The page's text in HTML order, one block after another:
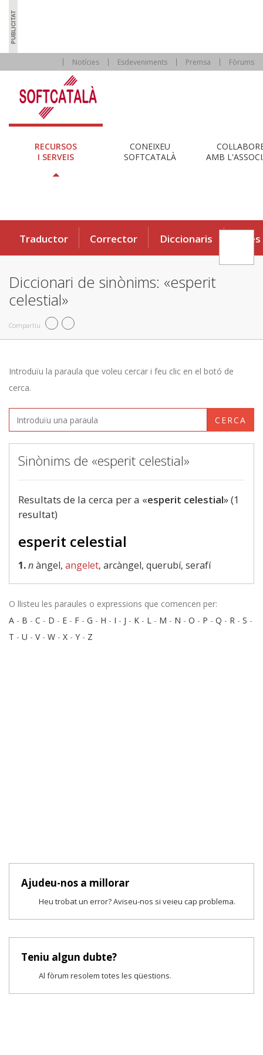
Notícies Esdeveniments Premsa Fòrums
RECURSOS
I SERVEIS
CONEIXEU
SOFTCATALÀ
AMB
Traductor Corrector Diccionaris Eines
Diccionari de sinònims: «esperit
celestial»
Compartiu
Introduïu la paraula que voleu cercar i feu clic en el botó de
cerca.
CERCA
Sinònims de «esperit celestial»
Resultats de la cerca per a «esperit celestial» (1
resultat)
esperit celestial
1.nàngel, angelet, arcàngel, querubí, serafí
O llisteu les paraules o expressions que comencen per:
A - B - C - D - E - F - G - H - I - J - K - L - M - N - O - P - Q - R - S -
T - U - V- W - X - Y - Z
Ajudeu-nos a millorar
Heu trobat un error? Aviseu-nos si veieu cap problema.
Teniu algun dubte?
Al fòrum resolem totes les qüestions.